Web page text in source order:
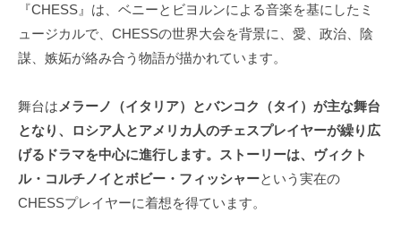
『CHESS』は、ベニーとビヨルンによる音楽を基にしたミ
ュージカルで、CHESSの世界大会を背景に、愛、政治、陰
謀、嫉妬が絡み合う物語が描かれています。
舞台は メラーノ（イタリア）とバンコク（タイ）が主な舞台
となり、ロシア人とアメリカ人のチェスプレイヤーが繰り広
げるドラマを中心に進行します。ストーリーは、ヴィクト
ル・コルチノイとボビー・フィッシャーという実在の
CHESSプレイヤーに着想を得ています。